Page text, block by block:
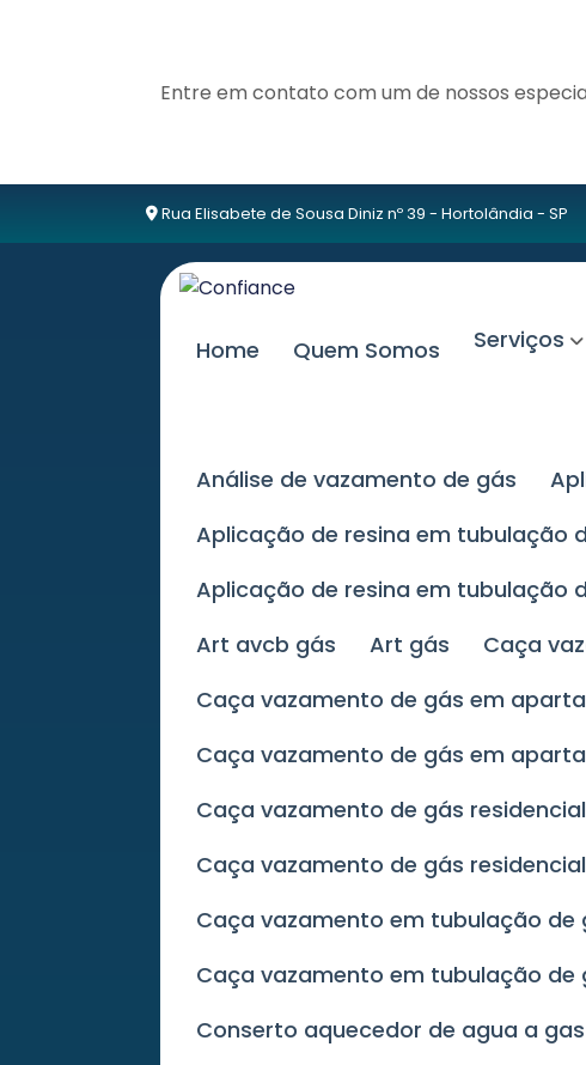
Entre em contato com um de nossos
Rua Elisabete de Sousa Diniz nº 39 - Hortolândia - SP
Home Quem Somos Serviços
Análise de vazamento de gás
Aplicação de resina em tubulação
Aplicação de resina em tubulação
Art avcb gás
Art gás Caça
Caça vazamento de gás em
Caça vazamento de gás em
Caça vazamento de gás residencial
Caça vazamento de gás
Caça vazamento em tubulação de
Caça vazamento em tubulação de
Conserto aquecedor de agua a gas